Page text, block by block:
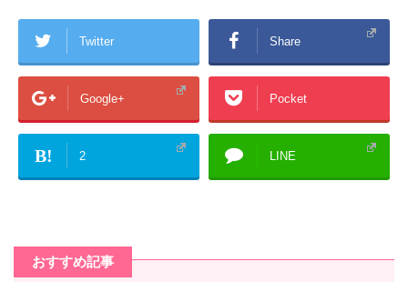
Twitter Share
Google+ Pocket
B! 2 LINE
おすすめ記事